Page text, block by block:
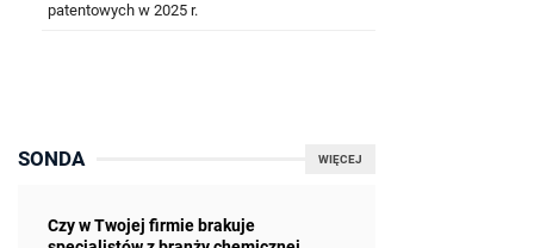
patentowych w 2025 r.
WIĘCEJ
SONDA
Czy w Twojej firmie brakuje